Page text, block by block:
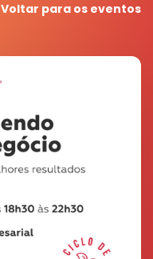
Voltar para os eventos